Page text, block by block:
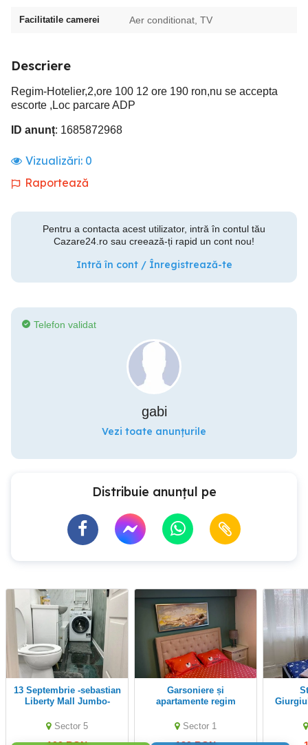
Facilitatile camerei Aer conditionat, TV
Descriere
Regim-Hotelier,2,ore 100 12 ore 190 ron,nu se accepta
escorte ,Loc parcare ADP
ID anunț: 1685872968
Vizualizări: 0
Raportează
Pentru a contacta acest utilizator, intră în contul tău
Cazare24.ro sau creează-ți rapid un cont nou!
Intră în cont / Înregistrează-te
Telefon validat
gabi
Vezi toate anunțurile
Distribuie anunțul pe
13 Septembrie -sebastian
Liberty Mall Jumbo-
Sector 5
Garsoniere și
apartamente regim
Romană,Universitate,Uniri,Victoriei
Sector 1
Stradal Sos